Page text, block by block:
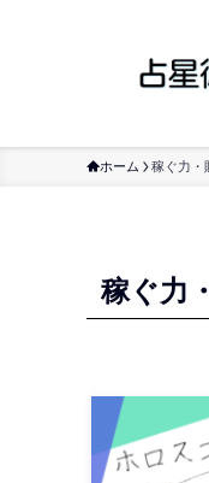
ホーム 稼ぐ力・
稼ぐ力